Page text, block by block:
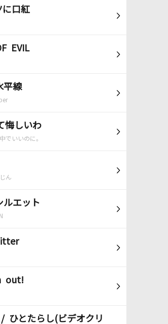
に口紅
EVIL
平線
悔しいわ
でいいのに。
ん
ルエット
out!
ひとたらし(ビデオクリ